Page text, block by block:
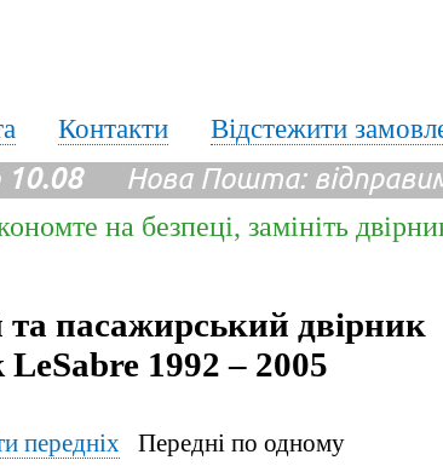
Контакти Відстежити
10.08Нова Пошта:
на безпеці, замініть
та пасажирський двірник
1992 – 2005
передніхПередні по одному